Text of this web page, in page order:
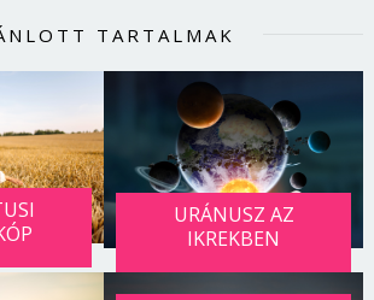
TARTALMAK
URÁNUSZ AZ
IKREKBEN